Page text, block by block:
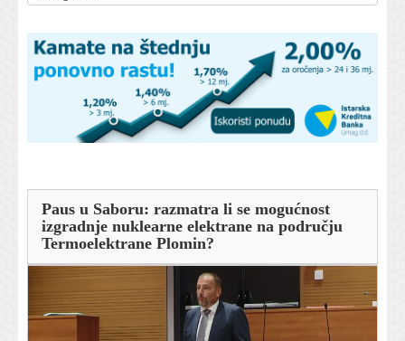
Paus u Saboru: razmatra li se mogućnost
izgradnje nuklearne elektrane na području
Termoelektrane Plomin?